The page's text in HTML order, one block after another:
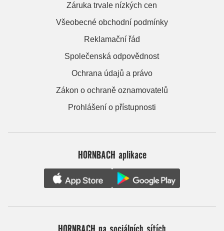
Záruka trvale nízkých cen
Všeobecné obchodní podmínky
Reklamační řád
Společenská odpovědnost
Ochrana údajů a právo
Zákon o ochraně oznamovatelů
Prohlášení o přístupnosti
HORNBACH aplikace